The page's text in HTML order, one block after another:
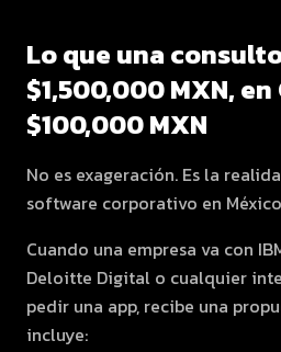
Lo que una
$1,500,000 MXN,
$100,000 MXN
No es exageración. Es la
software corporativo en
Cuando una empresa va con
Deloitte Digital o cualquier
pedir una app, recibe una
incluye: